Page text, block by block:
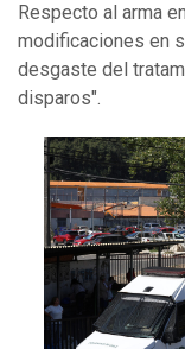
Respecto al arma
modificaciones en
desgaste del
disparos".